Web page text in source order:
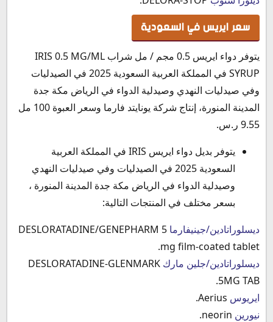
سعر ايريس في السعودية
يتوفر دواء ايريس 0.5 مجم / مل شراب IRIS 0.5 MG/ML
SYRUP في المملكة العربية السعودية 2025 في الصيدليات
وفي صيدليات النهدي وصيدلية الدواء في الرياض مكة جدة
المدينة المنورة، إنتاج شركة يونايتد فارما وسعر العبوة 100 مل
9.55 ر.س.
يتوفر بديل دواء ايريس IRIS في المملكة العربية
السعودية 2025 في الصيدليات وفي صيدليات النهدي
وصيدلية الدواء في الرياض مكة جدة المدينة المنورة ،
بسعر مختلف في المنتجات التالية:
ديسلوراتادين/جينيفارما DESLORATADINE/GENEPHARM 5
mg film-coated tablet.
ديسلوراتادين/جلين مارك DESLORATADINE-GLENMARK
5MG TAB.
ايريوس
نيورين